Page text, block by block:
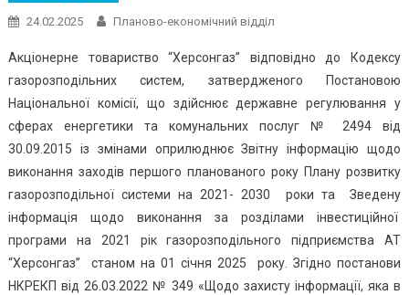
24.02.2025 Планово-економічний відділ
Акціонерне товариство “Херсонгаз” відповідно до Кодексу
газорозподільних систем, затвердженого Постановою
Національної комісії, що здійснює державне регулювання у
сферах енергетики та комунальних послуг № 2494 від
30.09.2015 із змінами оприлюднює Звітну інформацію щодо
виконання заходів першого планованого року Плану розвитку
газорозподільної системи на 2021- 2030 роки та Зведену
інформація щодо виконання за розділами інвестиційної
програми на 2021 рік газорозподільного підприємства АТ
“Херсонгаз” станом на 01 січня 2025 року. Згідно постанови
НКРЕКП від 26.03.2022 № 349 «Щодо захисту інформації, яка в